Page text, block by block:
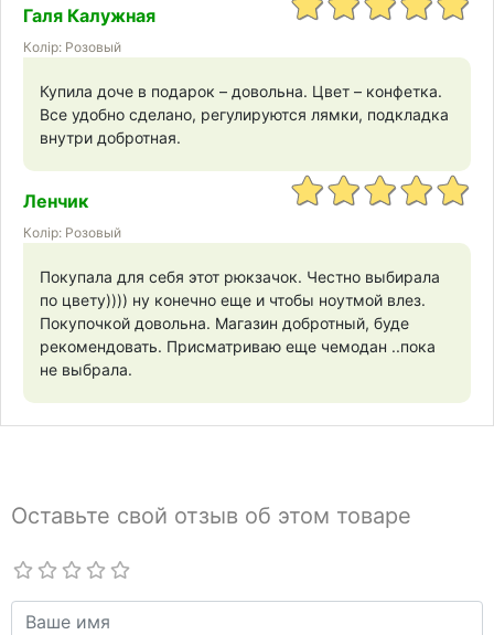
Галя Калужная
Колір: Розовый
Купила доче в подарок – довольна. Цвет – конфетка.
Все удобно сделано, регулируются лямки, подкладка
внутри добротная.
Ленчик
Колір: Розовый
Покупала для себя этот рюкзачок. Честно выбирала
по цвету)))) ну конечно еще и чтобы ноутмой влез.
Покупочкой довольна. Магазин добротный, буде
рекомендовать. Присматриваю еще чемодан ..пока
не выбрала.
Оставьте свой отзыв об этом товаре